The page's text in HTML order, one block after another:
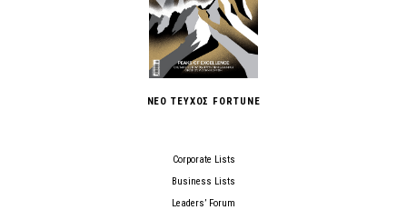
ΝΕΟ ΤΕΥΧΟΣ FORTUNE
Corporate Lists
Business Lists
Leaders’ Forum